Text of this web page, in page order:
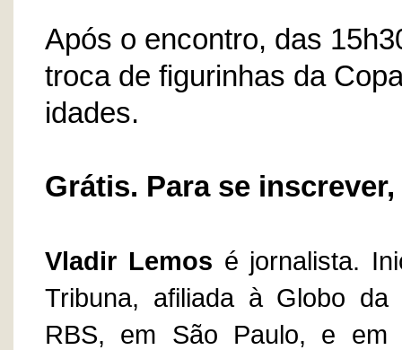
Após o encontro, das
troca de figurinhas da
idades.
Grátis. Para se inscrever,
Vladir Lemos é jornalista.
Tribuna, afiliada à Globo da
RBS, em São Paulo, e em